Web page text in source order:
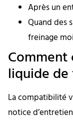
Après un
Quand des
freinage
liquide de
La compatibilité
notice